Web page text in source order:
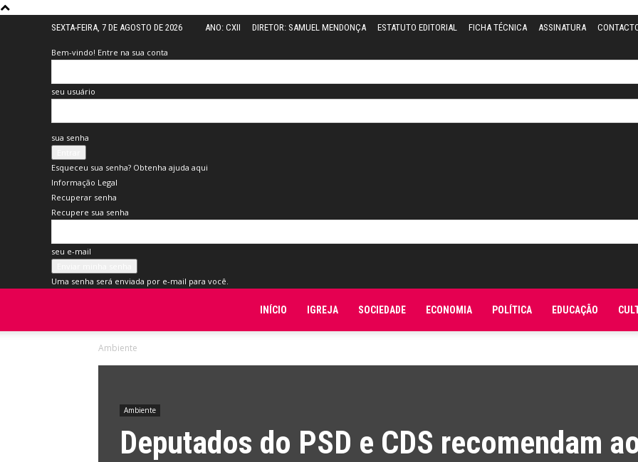
SEXTA-FEIRA, 7 DE AGOSTO DE 2026 ANO: CXII DIRETOR: SAMUEL MENDONÇA ESTATUTO EDITORIAL FICHA TÉCNICA ASSINATURA
Bem-vindo! Entre na sua conta
seu usuário
sua senha
Esqueceu sua senha? Obtenha ajuda aqui
Informação Legal
Recuperar senha
Recupere sua senha
seu e-mail
Uma senha será enviada por e-mail para você.
INÍCIO IGREJA SOCIEDADE ECONOMIA POLÍTICA EDUCAÇÃO
Ambiente
Ambiente
Deputados do PSD e CDS recomendam